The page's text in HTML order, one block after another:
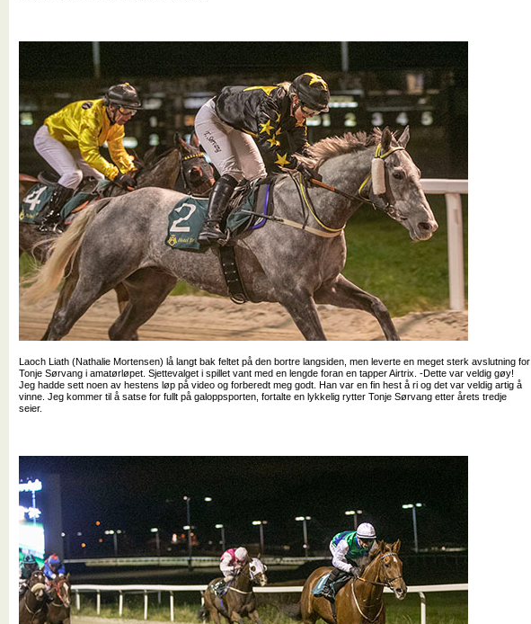
Laoch Liath (Nathalie Mortensen) lå langt bak feltet på den bortre langsiden, men leverte en meget sterk avslutning for
Tonje Sørvang i amatørløpet. Sjettevalget i spillet vant med en lengde foran en tapper Airtrix. -Dette var veldig gøy!
Jeg hadde sett noen av hestens løp på video og forberedt meg godt. Han var en fin hest å ri og det var veldig artig å
vinne. Jeg kommer til å satse for fullt på galoppsporten, fortalte en lykkelig rytter Tonje Sørvang etter årets tredje
seier.